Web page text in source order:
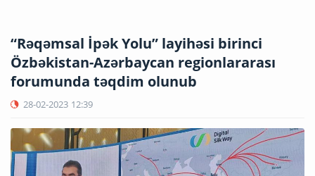
“Rəqəmsal İpək Yolu” layihəsi birinci
Özbəkistan-Azərbaycan regionlararası
forumunda təqdim olunub
28-02-2023 12:39